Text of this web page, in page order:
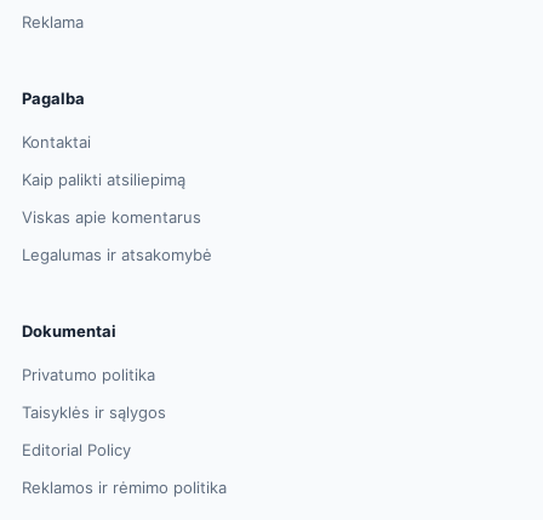
Reklama
Pagalba
Kontaktai
Kaip palikti atsiliepimą
Viskas apie komentarus
Legalumas ir atsakomybė
Dokumentai
Privatumo politika
Taisyklės ir sąlygos
Editorial Policy
Reklamos ir rėmimo politika